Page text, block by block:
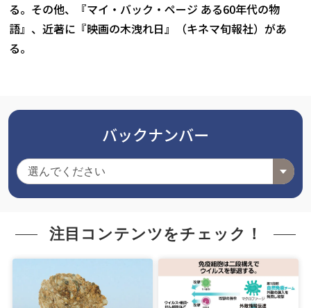
る。その他、『マイ・バック・ページ ある60年代の物
語』、近著に『映画の木洩れ日』（キネマ旬報社）があ
る。
バックナンバー
注目コンテンツをチェック！